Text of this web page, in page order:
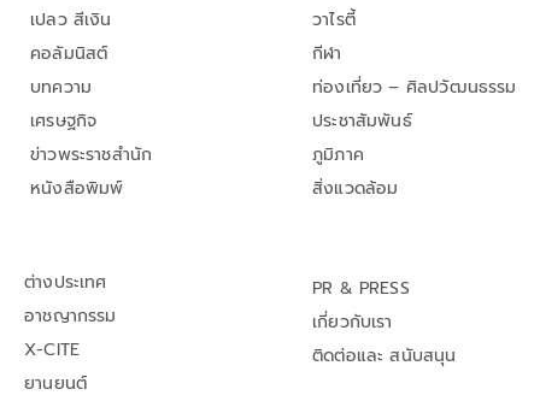
เปลว สีเงิน
คอลัมนิสต์
บทความ
เศรษฐกิจ
ข่าวพระราชสำนัก
หนังสือพิมพ์
วาไรตี้
กีฬา
ท่องเที่ยว – ศิลปวัฒนธรรม
ประชาสัมพันธ์
ภูมิภาค
สิ่งแวดล้อม
ต่างประเทศ
อาชญากรรม
X-CITE
ยานยนต์
PR & PRESS
เกี่ยวกับเรา
ติดต่อและ สนับสนุน